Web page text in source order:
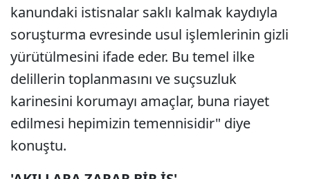
kanundaki istisnalar saklı kalmak kaydıyla
soruşturma evresinde usul işlemlerinin gizli
yürütülmesini ifade eder. Bu temel ilke
delillerin toplanmasını ve suçsuzluk
karinesini korumayı amaçlar, buna riayet
edilmesi hepimizin temennisidir" diye
konuştu.